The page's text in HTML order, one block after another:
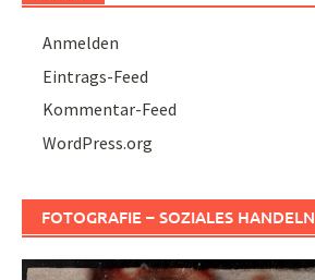
Anmelden
Eintrags-Feed
Kommentar-Feed
WordPress.org
FOTOGRAFIE – SOZIALES HANDELN